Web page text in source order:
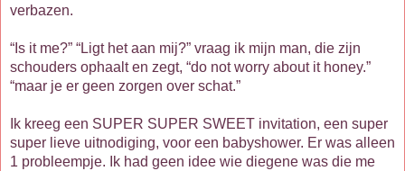
verbazen.
“Is it me?” “Ligt het aan mij?” vraag ik mijn man, die zijn
schouders ophaalt en zegt, “do not worry about it honey.”
“maar je er geen zorgen over schat.”
Ik kreeg een SUPER SUPER SWEET invitation, een super
super lieve uitnodiging, voor een babyshower. Er was alleen
1 probleempje. Ik had geen idee wie diegene was die me